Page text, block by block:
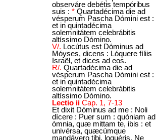
observáre debétis tempóribus
suis : * Quartadécima die ad
vésperum Pascha Dómini est :
et in quintadécima
solemnitátem celebrábitis
altíssimo Dómino.
V/. Locútus est Dóminus ad
Móyses, dicens : Lóquere fíliis
Israël, et dices ad eos.
R/. Quartadécima die ad
vésperum Pascha Dómini est :
et in quintadécima
solemnitátem celebrábitis
altíssimo Dómino.
Lectio ii Cap. 1, 7-13
Et dixit Dóminus ad me : Noli
dícere : Puer sum : quóniam ad
ómnia, quæ mittam te, ibis : et
univérsa, quæcúmque
mandávero tibi, loquéris. Ne